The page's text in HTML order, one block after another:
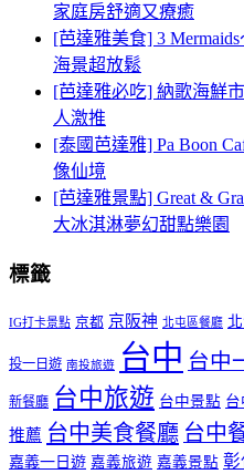
家庭房舒適又療癒
[芭達雅美食] 3
海景超放鬆
[芭達雅必吃] 納歌海鮮
人激推
[泰國芭達雅] Pa Boon
像仙境
[芭達雅景點] Great &
大冰淇淋夢幻甜點樂園
標籤
IG打卡景點 京都 京阪神 北屯區餐廳
投一日遊 南投旅遊 台中 台中
新餐廳 台中旅遊 台中景點
推薦 台中美食餐廳 台中
嘉義一日遊 嘉義旅遊 嘉義景點 彰